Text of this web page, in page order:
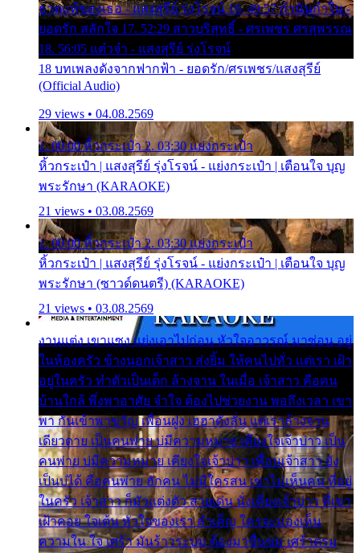
ธาตุแท้ของเธอ - แสงสุรีย์ รุ่งโรจน์ 16. 49:57 กำนันกำใน -
ยอดรัก สลักใจ 17. 52:29 สาวบริสุทธิ์ - ศรเพชร ศรสุพรรณ
18. 56:05 แต๋วจ๋า - แสงสุรีย์ รุ่งโรจน์
18 บทเพลงดังจากฟากฟ้า - ยอดรัก/ศรเพชร/แสงสุรีย์
(Official Audio)
29 views • 04.08.2569
1. 00:00 หิ้วกระเป๋า 2. 03:30 แย่งกระเป๋า
หิ้วกระเป๋า | แสงสุรีย์ รุ่งโรจน์ - แย่งกระเป๋า | เตือนใจ บุญ
พระรักษา (KARAOKE)
21 views • 03.08.2569
1. 00:00 หิ้วกระเป๋า 2. 03:30 แย่งกระเป๋า
หิ้วกระเป๋า | แสงสุรีย์ รุ่งโรจน์ - แย่งกระเป๋า | เตือนใจ บุญ
พระรักษา (ซาวด์ดนตรี) (KARAOKE)
21 views • 03.08.2569
งานแต่ง เขาแซง แย่งเอาไปก่อน หัวใจอาวรณ์ มาซ่อน อยู่
ในห้องครัว ข้างนอกเจ้าสาว ส่งยิ้ม ให้คนไปทั่ว แต่เรา เฝ้า
อยู่ในครัว ทำตัวเป็นเด็ก ล้างจาน ในเมื่อ เจ้าสาว คือคน
บ้านใกล้ พึ่งพาอาศัย จำใจ ต้องไปช่วยงาน พอถึงเวลา เขา
พา กันเข้าพาขวัญ เพื่อนฝูง เฮฮาดังลั่น แต่เราล้างจาน
เดียวดาย เป็นคนพ่าย บ่มีความหมาย เคียงใจเจ้าบ่าว เป็น
คนพ่าย บ่มีความหมาย เคียงใจเจ้าบ่าว เพื่อนเจ้าสาว ยัง
เป็นบ่ได้ คือคนพ่าย ฮักคน ไม่มีใครสน เขาไม่เห็นคน ที่อยู่
ในครัว เจ้าสาว ก็มัวแต่งตัว สวยเด่น นั่งเคียงเจ้าบ่าว ที่เขา
เฝ้าคอย ใจเต้น หัวใจของเรา ลำเค็ญ ใครจะมองเห็น
ความใน ใจ เศร้า มันร้าวระบม ต้องมาขื่นขม เศร้าตรม